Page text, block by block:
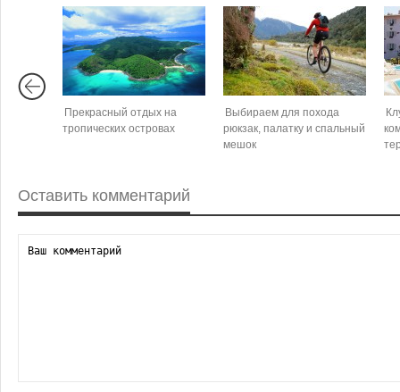
Прекрасный отдых на
тропических островах
Выбираем для похода
рюкзак, палатку и спальный
мешок
Оставить комментарий